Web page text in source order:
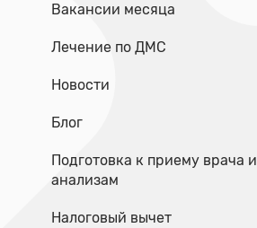
Вакансии месяца
Лечение по ДМС
Новости
Блог
Подготовка к приему врача и
анализам
Налоговый вычет